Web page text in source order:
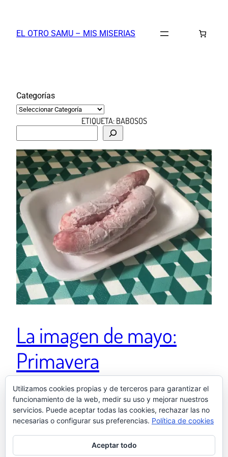
contenido
EL OTRO SAMU – MIS MISERIAS
Categorías
ETIQUETA:BABOSOS
s
c
a
r
La imagen de mayo:
Primavera
Ver esta publicación en Instagram Una publicación
compartida de El otro Samu (@elotrosamu)
31 mayo, 2022
Utilizamos cookies propias y de terceros para garantizar el
funcionamiento de la web, medir su uso y mejorar nuestros
servicios. Puede aceptar todas las cookies, rechazar las no
necesarias o configurar sus preferencias. Política de cookies
Aceptar todo